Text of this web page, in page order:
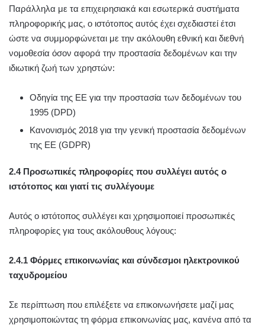
Παράλληλα με τα επιχειρησιακά και εσωτερικά συστήματα
πληροφορικής μας, ο ιστότοπος αυτός έχει σχεδιαστεί έτσι
ώστε να συμμορφώνεται με την ακόλουθη εθνική και διεθνή
νομοθεσία όσον αφορά την προστασία δεδομένων και την
ιδιωτική ζωή των χρηστών:
Οδηγία της ΕΕ για την προστασία των δεδομένων του
1995 (DPD)
Κανονισμός 2018 για την γενική προστασία δεδομένων
της ΕΕ (GDPR)
2.4 Προσωπικές πληροφορίες που συλλέγει αυτός ο
ιστότοπος και γιατί τις συλλέγουμε
Αυτός ο ιστότοπος συλλέγει και χρησιμοποιεί προσωπικές
πληροφορίες για τους ακόλουθους λόγους:
2.4.1 Φόρμες επικοινωνίας και σύνδεσμοι ηλεκτρονικού
ταχυδρομείου
Σε περίπτωση που επιλέξετε να επικοινωνήσετε μαζί μας
χρησιμοποιώντας τη φόρμα επικοινωνίας μας, κανένα από τα